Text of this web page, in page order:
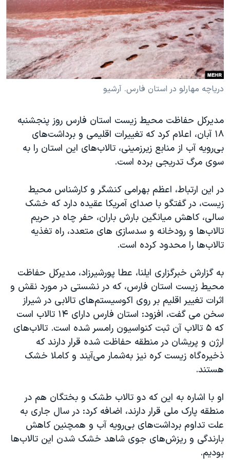
فرهنگ و زندگی
حقوق شهروندی
اقتصادی
علم و فناوری
آرشیو پخش زنده
مستندها
انتخابات ریاست جمهوری آمریکا ۲۰۲۴
حمله جمهوری اسلامی به اسرائیل
رمز مهسا
مجموعه مستندهای دادخواهی
تریبونال مردمی آبان ۹۸
دادگاه حمید نوری
قانون شفافیت دارائی کادر رهبری ایران
اعتراضات مردمی آبان ۹۸
اسرائیل در جنگ
نرگس محمدی برنده جایزه نوبل صلح
همایش محافظه‌کاران آمریکا «سی‌پک»
صفحه‌های ویژه
سفر پرزیدنت ترامپ به چین
دنبال کنید
زبانهای مختلف
دریاچه مهارلو در استان فارس. آرشیو
مدیرکل حفاظت محیط زیست استان فارس روز پنجشنبه
۱۸ آبان، اعلام کرد که تغییرات اقلیمی و برداشت‌های
بی‌رویه آب از منابع زیرزمینی، تالاب‌های این استان را به
سوی مرگ تدریجی برده است.
در این ارتباط، اعظم بهرامی کنشگر و کارشناس محیط
زیست، در گفتگو با صدای آمریکا عقیده دارد که خشک
سالی، کاهش میانگین بارش باران، حفر چاه در حریم
تالاب‌ها و رودخانه و سدسازی های متعدد، راه تغذیه
تالاب‌ها را محدود کرده است.
به گزارش خبرگزاری ایلنا، عطا پورشیرزاد، مدیرکل حفاظت
محیط زیست استان فارس، که در نشستی در مورد نقش و
اثرات تغییر اقلیم بر روی اکوسیستم‌های تالابی در شیراز
سخن می گفت، افزود: استان فارس دارای ۱۴ تالاب است
که ۵ تالاب آن ثبت کنواسیون رامسر شده است. تالاب‌های
ارژن و پریشان در منطقه حفاظت شده قرار دارند که
ذخیره‌گاه زیست کره نیز به‌شمار می‌آیند و کاملا خشک
هستند.
او با اشاره به این که دو تالاب طشک و بختگان هم در
منطقه پارک ملی قرار دارند، اضافه کرد: در سال جاری به
علت تداوم برداشت‌های بی‌رویه آب و همچنین کاهش
بارندگی و ریزش‌های جوی شاهد خشک شدن این تالاب‌ها
بودیم.